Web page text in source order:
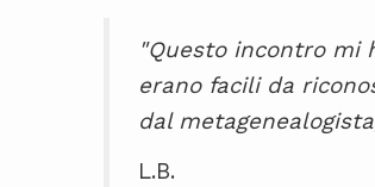
"Questo incontro mi
erano facili da
dal
L.B.